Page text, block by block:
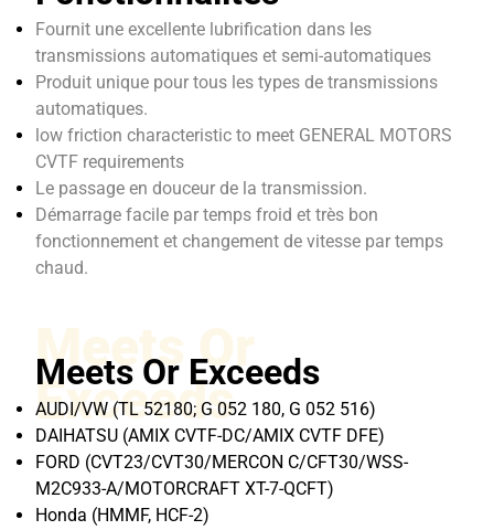
Fournit une excellente lubrification dans les
transmissions automatiques et semi-automatiques
Produit unique pour tous les types de transmissions
automatiques.
low friction characteristic to meet GENERAL MOTORS
CVTF requirements
Le passage en douceur de la transmission.
Démarrage facile par temps froid et très bon
fonctionnement et changement de vitesse par temps
chaud.
Meets Or
Exceeds
Meets Or Exceeds
AUDI/VW (TL 52180; G 052 180, G 052 516)
DAIHATSU (AMIX CVTF-DC/AMIX CVTF DFE)
FORD (CVT23/CVT30/MERCON C/CFT30/WSS-
M2C933-A/MOTORCRAFT XT-7-QCFT)
Honda (HMMF, HCF-2)